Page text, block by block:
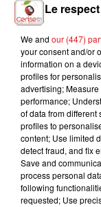
Le
We and our (447)
your consent and/or
information on a
profiles for
advertising;
performance;
of data from
profiles to
content; Use limited
detect fraud, and fix
Save and
process personal
following
requested; Use